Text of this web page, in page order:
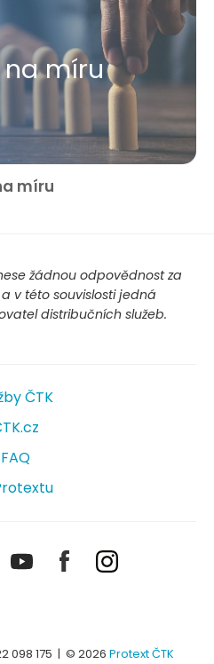
na míru
míru
žádnou odpovědnost za
v této souvislosti jedná
distribučních služeb.
ČTK
FAQ
YoutubeFacebookInstagram
098 175 | © 2026 Protext ČTK